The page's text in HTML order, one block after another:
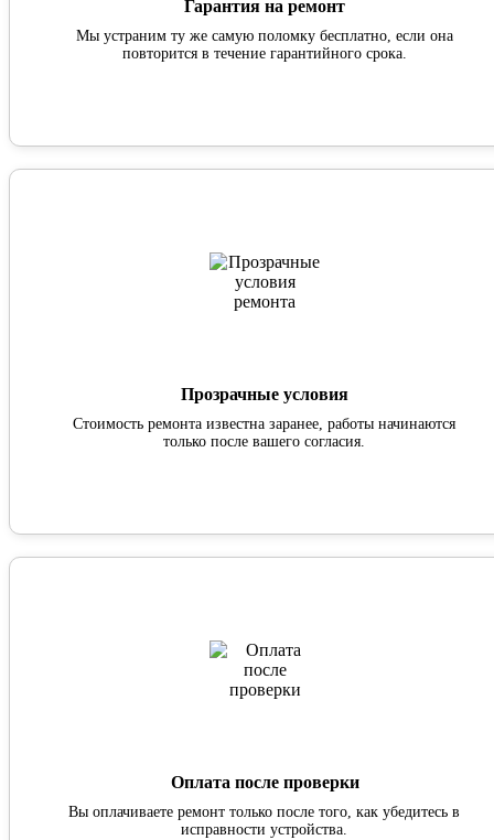
Гарантия на ремонт
Мы устраним ту же самую поломку бесплатно, если она
повторится в течение гарантийного срока.
Прозрачные условия
Стоимость ремонта известна заранее, работы начинаются
только после вашего согласия.
Оплата после проверки
Вы оплачиваете ремонт только после того, как убедитесь в
исправности устройства.